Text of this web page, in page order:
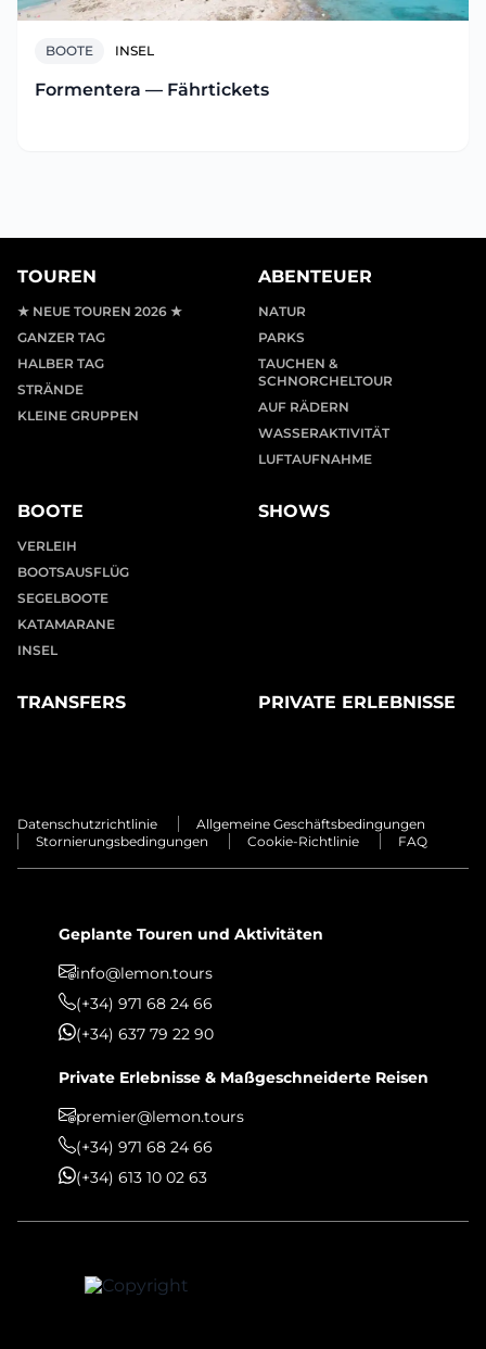
BOOTE INSEL
Formentera — Fährtickets
TOUREN
★ NEUE TOUREN 2026 ★
GANZER TAG
HALBER TAG
STRÄNDE
KLEINE GRUPPEN
ABENTEUER
NATUR
PARKS
TAUCHEN &
SCHNORCHELTOUR
AUF RÄDERN
WASSERAKTIVITÄT
LUFTAUFNAHME
BOOTE
VERLEIH
BOOTSAUSFLÜG
SEGELBOOTE
KATAMARANE
INSEL
SHOWS
TRANSFERS PRIVATE ERLEBNISSE
Datenschutzrichtlinie
Allgemeine Geschäftsbedingungen
Stornierungsbedingungen
Cookie-Richtlinie FAQ
Geplante Touren und Aktivitäten
info@lemon.tours
(+34) 971 68 24 66
(+34) 637 79 22 90
Private Erlebnisse & Maßgeschneiderte Reisen
premier@lemon.tours
(+34) 971 68 24 66
(+34) 613 10 02 63